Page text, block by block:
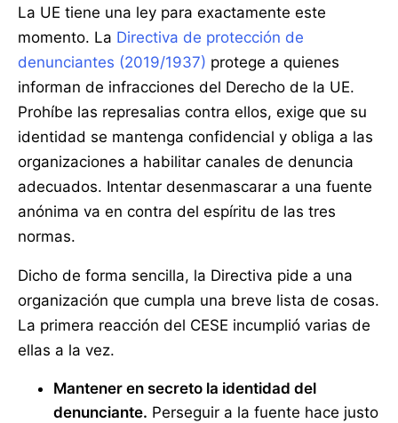
La UE tiene una ley para exactamente este
momento. La Directiva de protección de
denunciantes (2019/1937) protege a quienes
informan de infracciones del Derecho de la UE.
Prohíbe las represalias contra ellos, exige que su
identidad se mantenga confidencial y obliga a las
organizaciones a habilitar canales de denuncia
adecuados. Intentar desenmascarar a una fuente
anónima va en contra del espíritu de las tres
normas.
Dicho de forma sencilla, la Directiva pide a una
organización que cumpla una breve lista de cosas.
La primera reacción del CESE incumplió varias de
ellas a la vez.
Mantener en secreto la identidad del
denunciante. Perseguir a la fuente hace justo